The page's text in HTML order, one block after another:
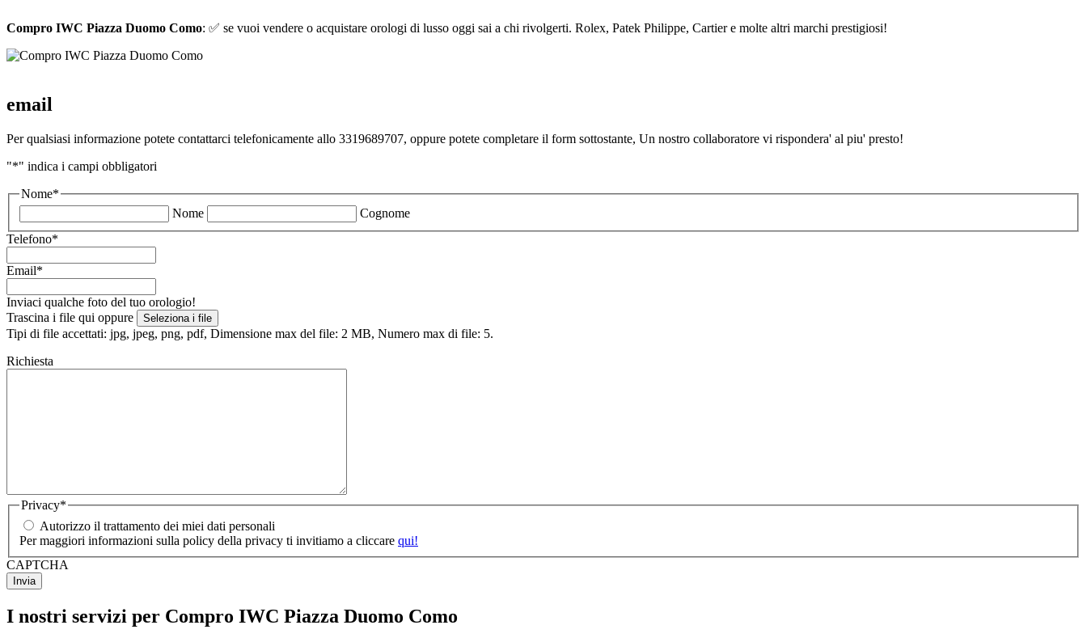
Compro IWC Piazza Duomo Como: ✅ se vuoi vendere o acquistare orologi di lusso oggi sai a chi rivolgerti. Rolex, Patek Philippe, Cartier e molte altri marchi prestigiosi!
email
Per qualsiasi informazione potete contattarci telefonicamente allo 3319689707, oppure potete completare il form sottostante, Un nostro collaboratore vi rispondera' al piu' presto!
"*" indica i campi obbligatori
Nome*
Nome
Cognome
Telefono*
Email*
Inviaci qualche foto del tuo orologio!
Trascina i file qui oppure
Seleziona i file
Tipi di file accettati: jpg, jpeg, png, pdf, Dimensione max del file: 2 MB, Numero max di file: 5.
Richiesta
Privacy*
Autorizzo il trattamento dei miei dati personali
Per maggiori informazioni sulla policy della privacy ti invitiamo a cliccare qui!
CAPTCHA
I nostri servizi per Compro IWC Piazza Duomo Como